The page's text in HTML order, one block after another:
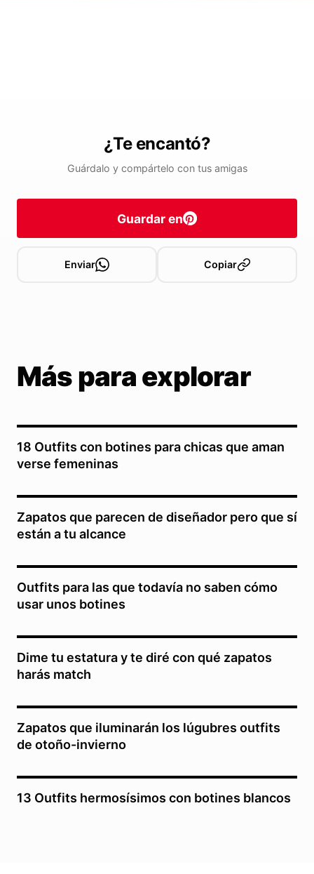
¿Te encantó?
Guárdalo y compártelo con tus amigas
Guardar en
Enviar Copiar
Más para explorar
18 Outfits con botines para chicas que aman
verse femeninas
Zapatos que parecen de diseñador pero que sí
están a tu alcance
Outfits para las que todavía no saben cómo
usar unos botines
Dime tu estatura y te diré con qué zapatos
harás match
Zapatos que iluminarán los lúgubres outfits
de otoño-invierno
13 Outfits hermosísimos con botines blancos